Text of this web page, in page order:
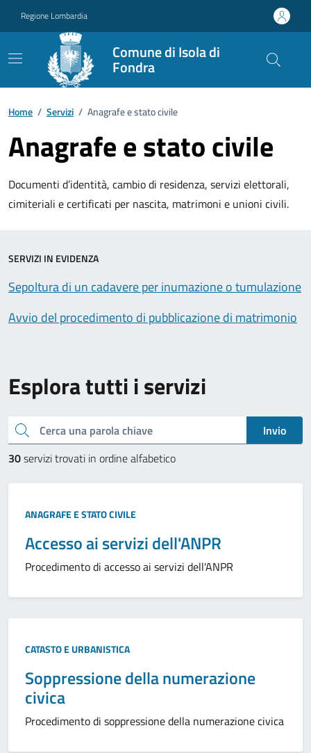
Regione Lombardia
Comune di Isola di
Fondra
Home / Servizi / Anagrafe e stato civile
Anagrafe e stato civile
Documenti d’identità, cambio di residenza, servizi elettorali,
cimiteriali e certificati per nascita, matrimoni e unioni civili.
Esplora tutti i servizi
Cerca una parola chiave
Invio
30servizi trovati in ordine alfabetico
ANAGRAFE E STATO CIVILE
Accesso ai servizi dell'ANPR
Procedimento di accesso ai servizi dell'ANPR
CATASTO E URBANISTICA
Soppressione della numerazione
civica
Procedimento di soppressione della numerazione civica
SERVIZI IN EVIDENZA
Sepoltura di un cadavere per inumazione o tumulazione
Avvio del procedimento di pubblicazione di matrimonio